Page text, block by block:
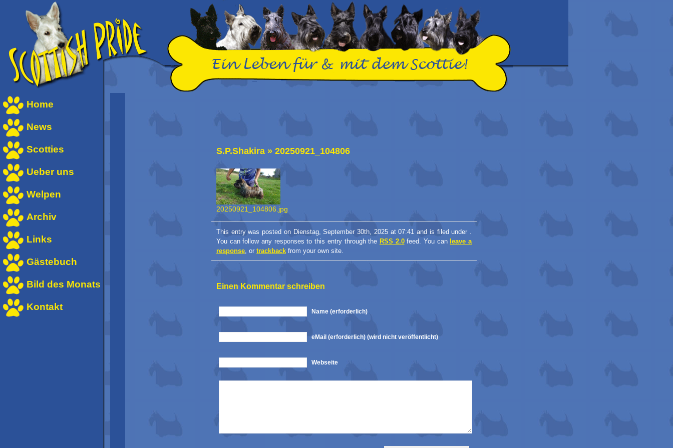
Home
News
Scotties
Ueber uns
Welpen
Archiv
Links
Gästebuch
Bild des Monats
Kontakt
S.P.Shakira » 20250921_104806
20250921_104806.jpg
This entry was posted on Dienstag, September 30th, 2025 at 07:41 and is filed under .
You can follow any responses to this entry through the RSS 2.0feed. You can leave a
response, or trackback from your own site.
Einen Kommentar schreiben
Name (erforderlich)
eMail (erforderlich) (wird nicht veröffentlicht)
Webseite